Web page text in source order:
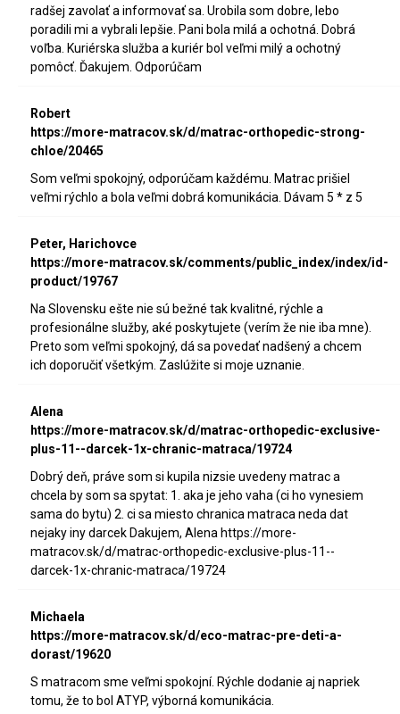
radšej zavolať a informovať sa. Urobila som dobre, lebo
poradili mi a vybrali lepšie. Pani bola milá a ochotná. Dobrá
voľba. Kuriérska služba a kuriér bol veľmi milý a ochotný
pomôcť. Ďakujem. Odporúčam
Robert
https://more-matracov.sk/d/matrac-orthopedic-strong-
chloe/20465
Som veľmi spokojný, odporúčam každému. Matrac prišiel
veľmi rýchlo a bola veľmi dobrá komunikácia. Dávam 5 * z 5
Peter, Harichovce
https://more-matracov.sk/comments/public_index/index/id-
product/19767
Na Slovensku ešte nie sú bežné tak kvalitné, rýchle a
profesionálne služby, aké poskytujete (verím že nie iba mne).
Preto som veľmi spokojný, dá sa povedať nadšený a chcem
ich doporučiť všetkým. Zaslúžite si moje uznanie.
Alena
https://more-matracov.sk/d/matrac-orthopedic-exclusive-
plus-11--darcek-1x-chranic-matraca/19724
Dobrý deň, práve som si kupila nizsie uvedeny matrac a
chcela by som sa spytat: 1. aka je jeho vaha (ci ho vynesiem
sama do bytu) 2. ci sa miesto chranica matraca neda dat
nejaky iny darcek Dakujem, Alena https://more-
matracov.sk/d/matrac-orthopedic-exclusive-plus-11--
darcek-1x-chranic-matraca/19724
Michaela
https://more-matracov.sk/d/eco-matrac-pre-deti-a-
dorast/19620
S matracom sme veľmi spokojní. Rýchle dodanie aj napriek
tomu, že to bol ATYP, výborná komunikácia.